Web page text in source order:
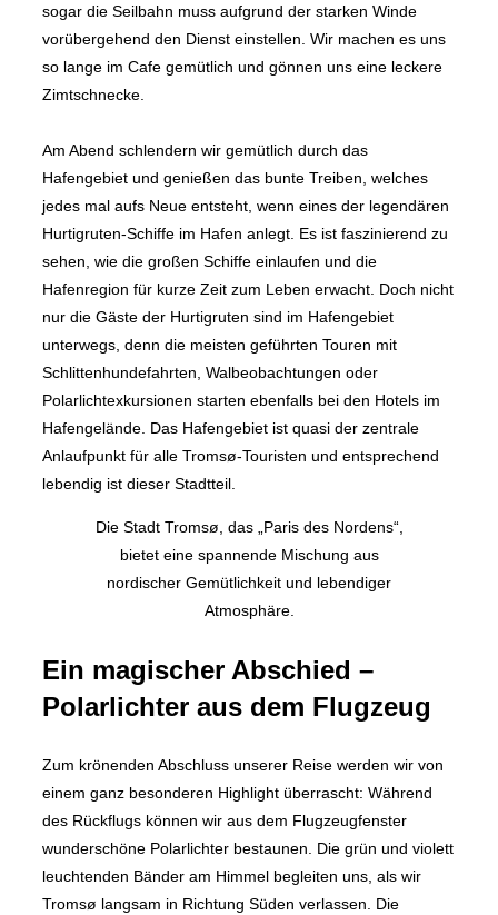
sogar die Seilbahn muss aufgrund der starken Winde
vorübergehend den Dienst einstellen. Wir machen es uns
so lange im Cafe gemütlich und gönnen uns eine leckere
Zimtschnecke.
Am Abend schlendern wir gemütlich durch das
Hafengebiet und genießen das bunte Treiben, welches
jedes mal aufs Neue entsteht, wenn eines der legendären
Hurtigruten-Schiffe im Hafen anlegt. Es ist faszinierend zu
sehen, wie die großen Schiffe einlaufen und die
Hafenregion für kurze Zeit zum Leben erwacht. Doch nicht
nur die Gäste der Hurtigruten sind im Hafengebiet
unterwegs, denn die meisten geführten Touren mit
Schlittenhundefahrten, Walbeobachtungen oder
Polarlichtexkursionen starten ebenfalls bei den Hotels im
Hafengelände. Das Hafengebiet ist quasi der zentrale
Anlaufpunkt für alle Tromsø-Touristen und entsprechend
lebendig ist dieser Stadtteil.
Die Stadt Tromsø, das „Paris des Nordens“,
bietet eine spannende Mischung aus
nordischer Gemütlichkeit und lebendiger
Atmosphäre.
Ein magischer Abschied –
Polarlichter aus dem Flugzeug
Zum krönenden Abschluss unserer Reise werden wir von
einem ganz besonderen Highlight überrascht: Während
des Rückflugs können wir aus dem Flugzeugfenster
wunderschöne Polarlichter bestaunen. Die grün und violett
leuchtenden Bänder am Himmel begleiten uns, als wir
Tromsø langsam in Richtung Süden verlassen. Die